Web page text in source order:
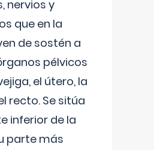
nervios y
que en la
de sostén a
pélvicos
el útero, la
recto. Se sitúa
inferior de la
parte más